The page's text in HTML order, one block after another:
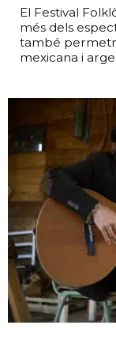
El Festival
més dels
també
mexicana i